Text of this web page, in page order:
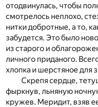
отодвинулась, чтобы
смотрелось неплохо,
нитки добротные, а то,
забудется. Это было
из старого и
личного приданого.
хлопка и шерстяное для
Скрепя сердце,
фыркнув, льняную
кружев. Меридит, взяв